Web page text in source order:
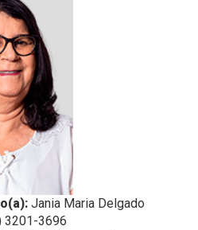
Jania Maria Delgado
3201-3696